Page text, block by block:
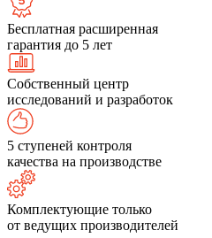
Бесплатная расширенная
гарантия до 5 лет
Собственный центр
исследований и разработок
5 ступеней контроля
качества на производстве
Комплектующие только
от ведущих производителей